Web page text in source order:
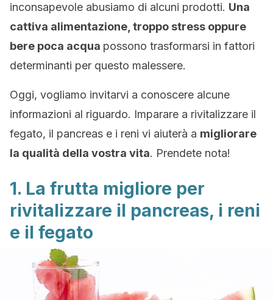
inconsapevole abusiamo di alcuni prodotti. Una
cattiva alimentazione, troppo stress oppure
bere poca acqua possono trasformarsi in fattori
determinanti per questo malessere.
Oggi, vogliamo invitarvi a conoscere alcune
informazioni al riguardo. Imparare a rivitalizzare il
fegato, il pancreas e i reni vi aiuterà a migliorare
la qualità della vostra vita. Prendete nota!
1. La frutta migliore per
rivitalizzare il pancreas, i reni
e il fegato